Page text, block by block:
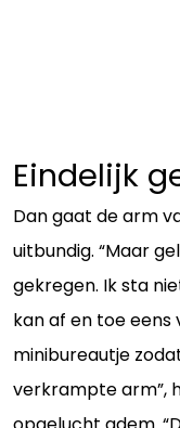
Eindelijk
Dan gaat de arm
uitbundig. “Maar
gekregen. Ik sta
kan af en toe eens
minibureautje
verkrampte arm”,